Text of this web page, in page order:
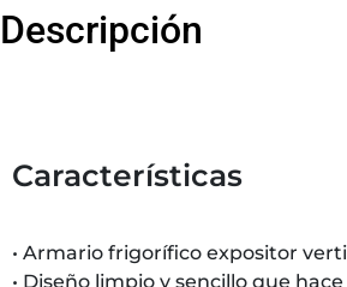
Descripción
Características
• Armario frigorífico expositor
• Diseño limpio y sencillo que